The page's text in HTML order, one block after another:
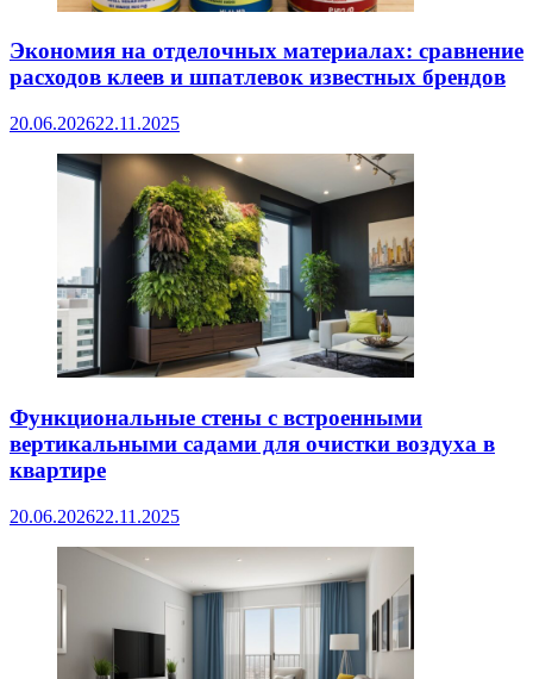
Экономия на отделочных материалах: сравнение
расходов клеев и шпатлевок известных брендов
20.06.202622.11.2025
Функциональные стены с встроенными
вертикальными садами для очистки воздуха в
квартире
20.06.202622.11.2025